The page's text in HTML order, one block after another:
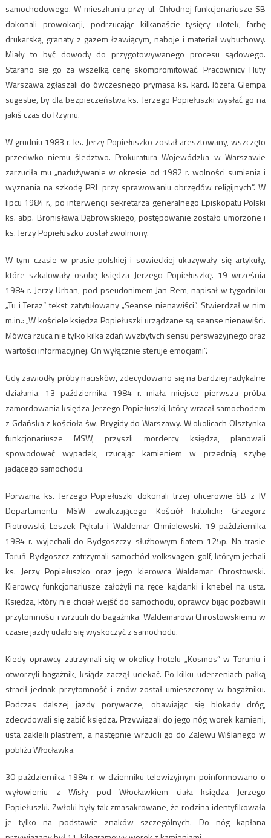
samochodowego. W mieszkaniu przy ul. Chłodnej funkcjonariusze SB
dokonali prowokacji, podrzucając kilkanaście tysięcy ulotek, farbę
drukarską, granaty z gazem łzawiącym, naboje i materiał wybuchowy.
Miały to być dowody do przygotowywanego procesu sądowego.
Starano się go za wszelką cenę skompromitować. Pracownicy Huty
Warszawa zgłaszali do ówczesnego prymasa ks. kard. Józefa Glempa
sugestie, by dla bezpieczeństwa ks. Jerzego Popiełuszki wysłać go na
jakiś czas do Rzymu.
W grudniu 1983 r. ks. Jerzy Popiełuszko został aresztowany, wszczęto
przeciwko niemu śledztwo. Prokuratura Wojewódzka w Warszawie
zarzuciła mu „nadużywanie w okresie od 1982 r. wolności sumienia i
wyznania na szkodę PRL przy sprawowaniu obrzędów religijnych”. W
lipcu 1984 r., po interwencji sekretarza generalnego Episkopatu Polski
ks. abp. Bronisława Dąbrowskiego, postępowanie zostało umorzone i
ks. Jerzy Popiełuszko został zwolniony.
W tym czasie w prasie polskiej i sowieckiej ukazywały się artykuły,
które szkalowały osobę księdza Jerzego Popiełuszkę. 19 września
1984 r. Jerzy Urban, pod pseudonimem Jan Rem, napisał w tygodniku
„Tu i Teraz” tekst zatytułowany „Seanse nienawiści”. Stwierdzał w nim
m.in.: „W kościele księdza Popiełuszki urządzane są seanse nienawiści.
Mówca rzuca nie tylko kilka zdań wyzbytych sensu perswazyjnego oraz
wartości informacyjnej. On wyłącznie steruje emocjami”.
Gdy zawiodły próby nacisków, zdecydowano się na bardziej radykalne
działania. 13 października 1984 r. miała miejsce pierwsza próba
zamordowania księdza Jerzego Popiełuszki, który wracał samochodem
z Gdańska z kościoła św. Brygidy do Warszawy. W okolicach Olsztynka
funkcjonariusze MSW, przyszli mordercy księdza, planowali
spowodować wypadek, rzucając kamieniem w przednią szybę
jadącego samochodu.
Porwania ks. Jerzego Popiełuszki dokonali trzej oficerowie SB z IV
Departamentu MSW zwalczającego Kościół katolicki: Grzegorz
Piotrowski, Leszek Pękala i Waldemar Chmielewski. 19 października
1984 r. wyjechali do Bydgoszczy służbowym fiatem 125p. Na trasie
Toruń-Bydgoszcz zatrzymali samochód volksvagen-golf, którym jechali
ks. Jerzy Popiełuszko oraz jego kierowca Waldemar Chrostowski.
Kierowcy funkcjonariusze założyli na ręce kajdanki i knebel na usta.
Księdza, który nie chciał wejść do samochodu, oprawcy bijąc pozbawili
przytomności i wrzucili do bagażnika. Waldemarowi Chrostowskiemu w
czasie jazdy udało się wyskoczyć z samochodu.
Kiedy oprawcy zatrzymali się w okolicy hotelu „Kosmos” w Toruniu i
otworzyli bagażnik, ksiądz zaczął uciekać. Po kilku uderzeniach pałką
stracił jednak przytomność i znów został umieszczony w bagażniku.
Podczas dalszej jazdy porywacze, obawiając się blokady dróg,
zdecydowali się zabić księdza. Przywiązali do jego nóg worek kamieni,
usta zakleili plastrem, a następnie wrzucili go do Zalewu Wiślanego w
pobliżu Włocławka.
30 października 1984 r. w dzienniku telewizyjnym poinformowano o
wyłowieniu z Wisły pod Włocławkiem ciała księdza Jerzego
Popiełuszki. Zwłoki były tak zmasakrowane, że rodzina identyfikowała
je tylko na podstawie znaków szczególnych. Do nóg kapłana